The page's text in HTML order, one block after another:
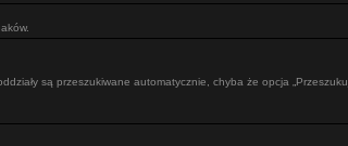
są przeszukiwane automatycznie, chyba że opcja